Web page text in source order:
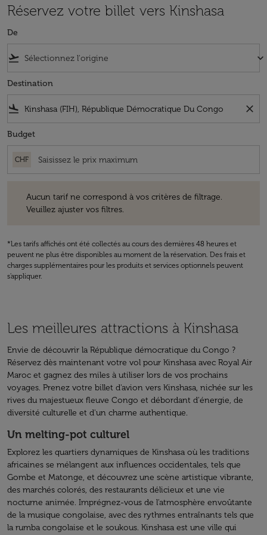
Réservez votre billet vers Kinshasa
De
flight_takeoff keyboard_arrow_down
Destination
flight_land close
Budget
CHF
Aucun tarif ne correspond à vos critères de filtrage.
Veuillez ajuster vos filtres.
*Les tarifs affichés ont été collectés au cours des dernières 48 heures et
peuvent ne plus être disponibles au moment de la réservation. Des frais et
charges supplémentaires pour les produits et services optionnels peuvent
s'appliquer.
Les meilleures attractions à Kinshasa
Envie de découvrir la République démocratique du Congo ?
Réservez dès maintenant votre vol pour Kinshasa avec Royal Air
Maroc et gagnez des miles à utiliser lors de vos prochains
voyages. Prenez votre billet d'avion vers Kinshasa, nichée sur les
rives du majestueux fleuve Congo et débordant d'énergie, de
diversité culturelle et d'un charme authentique.
Un melting-pot culturel
Explorez les quartiers dynamiques de Kinshasa où les traditions
africaines se mélangent aux influences occidentales, tels que
Gombe et Matonge, et découvrez une scène artistique vibrante,
des marchés colorés, des restaurants délicieux et une vie
nocturne animée. Imprégnez-vous de l'atmosphère envoûtante
de la musique congolaise, avec des rythmes entraînants tels que
la rumba congolaise et le soukous. Kinshasa est une ville qui